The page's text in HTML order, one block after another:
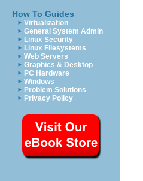
How To Guides
Virtualization
General System Admin
Linux Security
Linux Filesystems
Web Servers
Graphics & Desktop
PC Hardware
Windows
Problem Solutions
Privacy Policy